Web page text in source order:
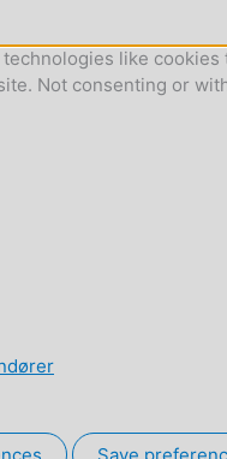
like
Not consenting or